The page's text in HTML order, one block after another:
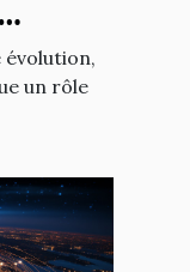
évolution,
un rôle